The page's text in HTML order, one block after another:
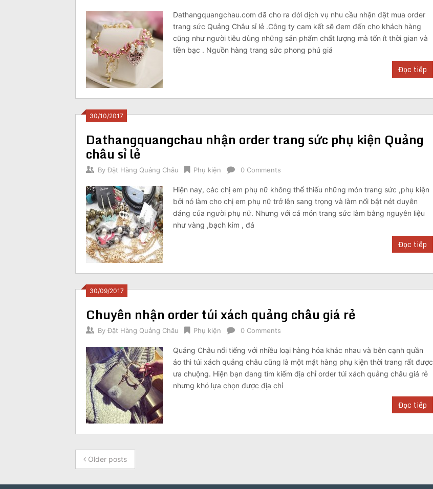
Dathangquangchau.com đã cho ra đời dịch vụ nhu cầu nhận đặt mua order
trang sức Quảng Châu sỉ lẻ .Công ty cam kết sẽ đem đến cho khách hàng
cũng như người tiêu dùng những sản phẩm chất lượng mà tốn ít thời gian và
tiền bạc . Nguồn hàng trang sức phong phú giá
Đọc tiếp
30/10/2017
Dathangquangchau nhận order trang sức phụ kiện Quảng
châu sỉ lẻ
By Đặt Hàng Quảng Châu Phụ kiện 0 Comments
Hiện nay, các chị em phụ nữ không thể thiếu những món trang sức ,phụ kiện
bởi nó làm cho chị em phụ nữ trở lên sang trọng và làm nổi bật nét duyên
dáng của người phụ nữ. Nhưng với cá món trang sức làm bằng nguyên liệu
như vàng ,bạch kim , đá
Đọc tiếp
30/09/2017
Chuyên nhận order túi xách quảng châu giá rẻ
By Đặt Hàng Quảng Châu Phụ kiện 0 Comments
Quảng Châu nổi tiếng với nhiều loại hàng hóa khác nhau và bên cạnh quần
áo thì túi xách quảng châu cũng là một mặt hàng phụ kiện thời trang rất được
ưa chuộng. Hiện bạn đang tìm kiếm địa chỉ order túi xách quảng châu giá rẻ
nhưng khó lựa chọn được địa chỉ
Đọc tiếp
Older posts